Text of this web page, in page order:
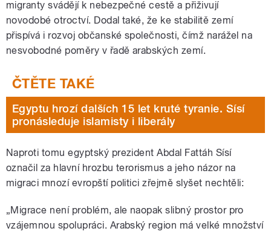
migranty svádějí k nebezpečné cestě a přiživují
novodobé otroctví. Dodal také, že ke stabilitě zemí
přispívá i rozvoj občanské společnosti, čímž narážel na
nesvobodné poměry v řadě arabských zemí.
Egyptu hrozí dalších 15 let kruté tyranie. Sísí
pronásleduje islamisty i liberály
Naproti tomu egyptský prezident Abdal Fattáh Sísí
označil za hlavní hrozbu terorismus a jeho názor na
migraci mnozí evropští politici zřejmě slyšet nechtěli:
„Migrace není problém, ale naopak slibný prostor pro
vzájemnou spolupráci. Arabský region má velké množství